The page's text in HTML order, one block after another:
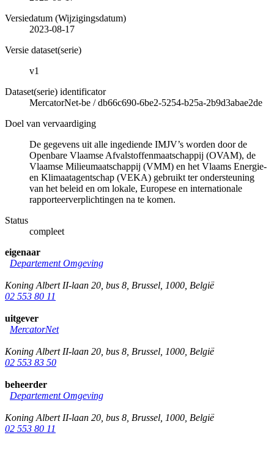
Versiedatum (Wijzigingsdatum)
2023-08-17
Versie dataset(serie)
v1
Dataset(serie) identificator
MercatorNet-be /db66c690-6be2-5254-b25a-2b9d3abae2de
Doel van vervaardiging
De gegevens uit alle ingediende IMJV’s worden door de
Openbare Vlaamse Afvalstoffenmaatschappij (OVAM), de
Vlaamse Milieumaatschappij (VMM) en het Vlaams Energie-
en Klimaatagentschap (VEKA) gebruikt ter ondersteuning
van het beleid en om lokale, Europese en internationale
rapporteerverplichtingen na te komen.
Status
compleet
eigenaar
Departement Omgeving
Koning Albert II-laan 20, bus 8 Brussel 1000 België
02 553 80 11
uitgever
MercatorNet
Koning Albert II-laan 20, bus 8 Brussel 1000 België
02 553 83 50
beheerder
Departement Omgeving
Koning Albert II-laan 20, bus 8 Brussel 1000 België
02 553 80 11